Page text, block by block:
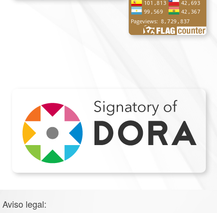
Aviso legal: